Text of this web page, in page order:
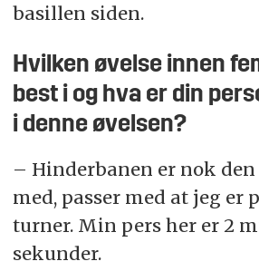
basillen siden.
Hvilken øvelse innen
best i og hva er din
i denne øvelsen?
– Hinderbanen er nok
med, passer med at jeg er
turner. Min pers her er 2
sekunder.